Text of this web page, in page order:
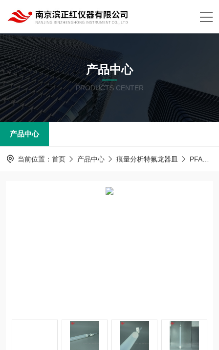
产品中心
PRODUCTS CENTER
产品中心
当前位置： 首页 产品中心 痕量分析特氟龙器皿 PFA器皿